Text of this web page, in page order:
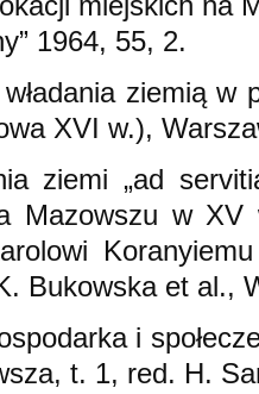
1964, 55, 2.
ziemią w
XVI w.),
ziemi „ad
Mazowszu w
Bukowska et al.,
i
t. 1, red. H.